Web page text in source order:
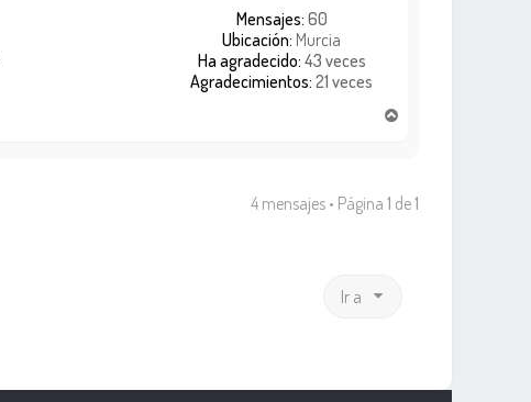
Mensajes: 60
Ubicación: Murcia
Ha agradecido: 43 veces
Agradecimientos: 21 veces
b
4 mensajes • Página 1 de1
Ir a